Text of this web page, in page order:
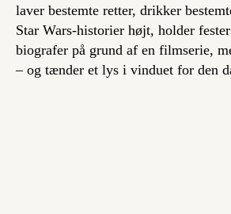
laver bestemte retter, drikker
Star Wars-historier højt, holder
biografer på grund af en filmserie,
– og tænder et lys i vinduet for den